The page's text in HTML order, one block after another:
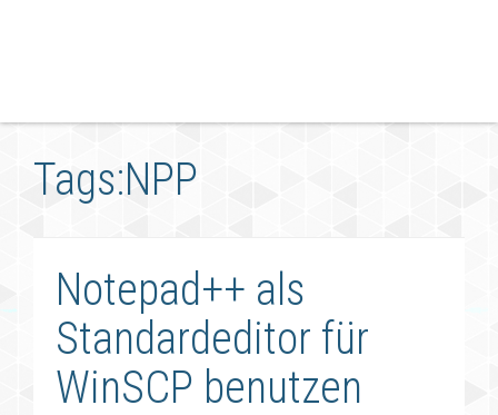
Tags:NPP
Notepad++ als
Standardeditor für
WinSCP benutzen